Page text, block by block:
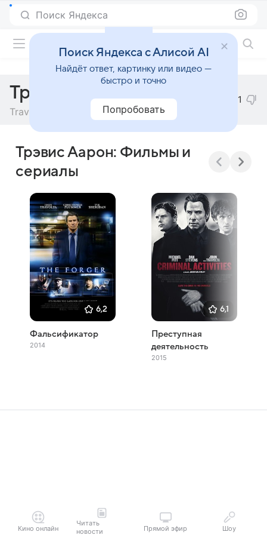
Поиск Яндекса
Трэвис Аарон
Travis Aaron Wade
1
Трэвис Аарон: Фильмы и
сериалы
6,2
Фальсификатор
2014
6,1
Преступная
деятельность
2015
Кино онлайн
Читать
новости
Прямой эфир Шоу
Поиск Яндекса с Алисой AI
Найдёт ответ, картинку или видео —
быстро и точно
Попробовать